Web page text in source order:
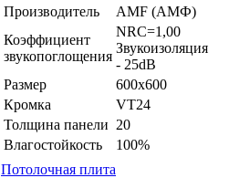
Производитель
AMF (АМФ)
Коэффициент
звукопоглощения
NRC=1,00
Звукоизоляция
- 25dB
Размер
600x600
Кромка
VT24
Толщина панели 20
Влагостойкость
100%
Потолочная плита